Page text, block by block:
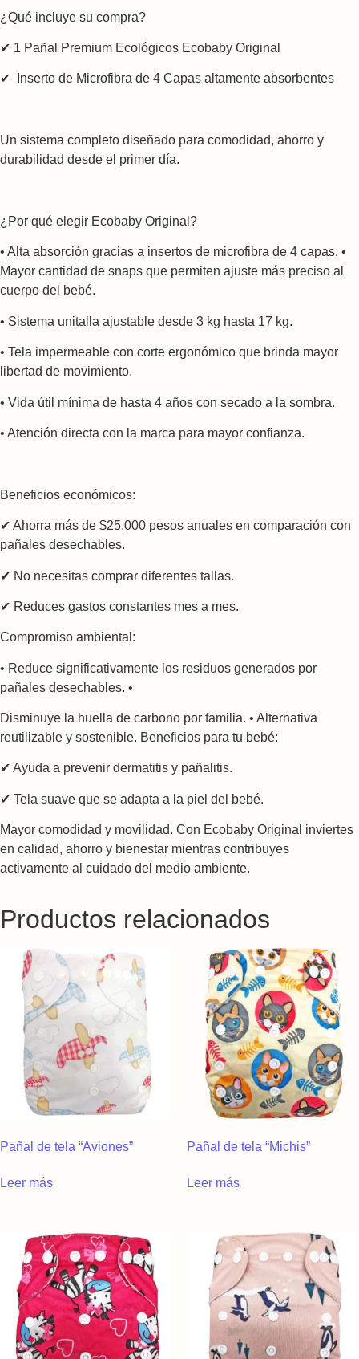
¿Qué incluye su compra?
✔ 1 Pañal Premium Ecológicos Ecobaby Original
✔ Inserto de Microfibra de 4 Capas altamente absorbentes
Un sistema completo diseñado para comodidad, ahorro y
durabilidad desde el primer día.
¿Por qué elegir Ecobaby Original?
• Alta absorción gracias a insertos de microfibra de 4 capas. •
Mayor cantidad de snaps que permiten ajuste más preciso al
cuerpo del bebé.
• Sistema unitalla ajustable desde 3 kg hasta 17 kg.
• Tela impermeable con corte ergonómico que brinda mayor
libertad de movimiento.
• Vida útil mínima de hasta 4 años con secado a la sombra.
• Atención directa con la marca para mayor confianza.
Beneficios económicos:
✔ Ahorra más de $25,000 pesos anuales en comparación con
pañales desechables.
✔ No necesitas comprar diferentes tallas.
✔ Reduces gastos constantes mes a mes.
Compromiso ambiental:
• Reduce significativamente los residuos generados por
pañales desechables. •
Disminuye la huella de carbono por familia. • Alternativa
reutilizable y sostenible. Beneficios para tu bebé:
✔ Ayuda a prevenir dermatitis y pañalitis.
✔ Tela suave que se adapta a la piel del bebé.
Mayor comodidad y movilidad. Con Ecobaby Original inviertes
en calidad, ahorro y bienestar mientras contribuyes
activamente al cuidado del medio ambiente.
Productos relacionados
Pañal de tela “Aviones”
Leer más
Pañal de tela “Michis”
Leer más